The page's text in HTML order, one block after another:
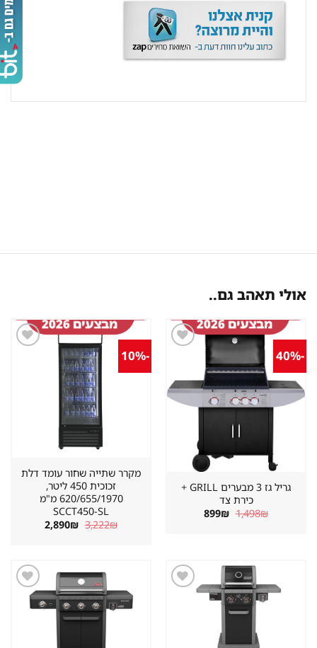
אולי תאהב גם..
במועדפים
גריל גז 3 מבערים GRILL +
כירת צד
1,498₪ המחיר
899₪ המחיר
מקרר שתייה שחור עומד דלת
זכוכית 450 ליטר,
620/655/1970 מ"מ
SCCT450-SL
3,222₪ המחיר
2,890₪ המחיר
הנוכחי
שמור
מוצר